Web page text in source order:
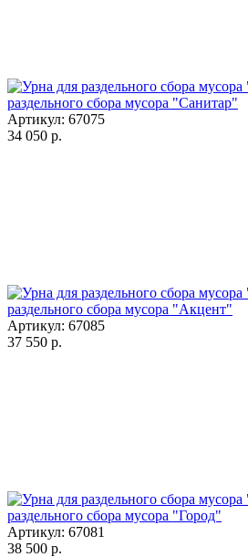
раздельного сбора мусора "Санитар"
Артикул: 67075
34 050 р.
раздельного сбора мусора "Акцент"
Артикул: 67085
37 550 р.
раздельного сбора мусора "Город"
Артикул: 67081
38 500 р.